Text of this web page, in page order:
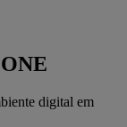
digital em